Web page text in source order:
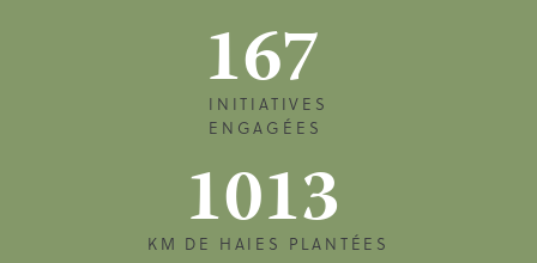
167
INITIATIVES
ENGAGÉES
1013
KM DE HAIES PLANTÉES